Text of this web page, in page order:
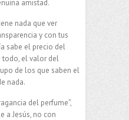
amistad.
nada que ver
y con tus
sabe el precio del
todo, el valor del
de los que saben el
nada.
del perfume”,
a Jesús, no con